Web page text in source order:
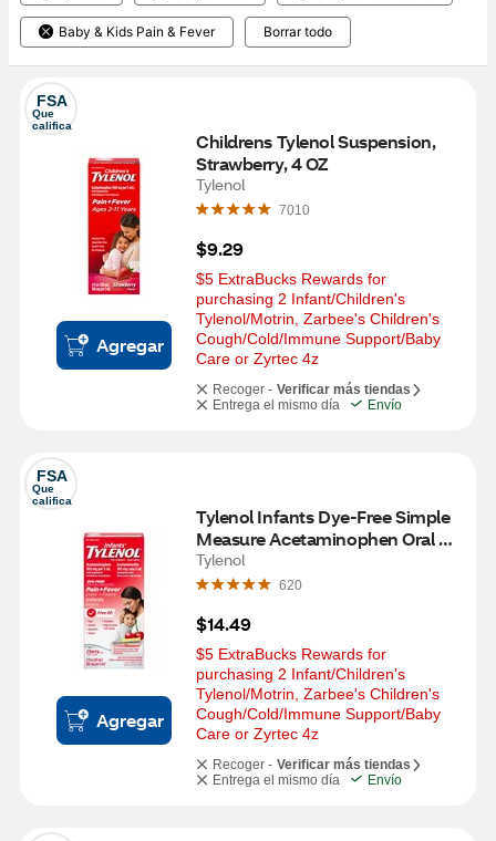
Baby & Kids Pain & Fever Borrar todo
FSA
Que
califica
Agregar
Childrens Tylenol Suspension,
Strawberry, 4 OZ
Tylenol
7010
$9.29
$5 ExtraBucks Rewards for
purchasing 2 Infant/Children's
Tylenol/Motrin, Zarbee's Children's
Cough/Cold/Immune Support/Baby
Care or Zyrtec 4z
Recoger - Verificar más tiendas
Entrega el mismo día
Envío
FSA
Que
califica
Agregar
Tylenol Infants Dye-Free Simple
Measure Acetaminophen Oral
Suspension, Cherry, 2 OZ
Tylenol
620
$14.49
$5 ExtraBucks Rewards for
purchasing 2 Infant/Children's
Tylenol/Motrin, Zarbee's Children's
Cough/Cold/Immune Support/Baby
Care or Zyrtec 4z
Recoger - Verificar más tiendas
Entrega el mismo día
Envío